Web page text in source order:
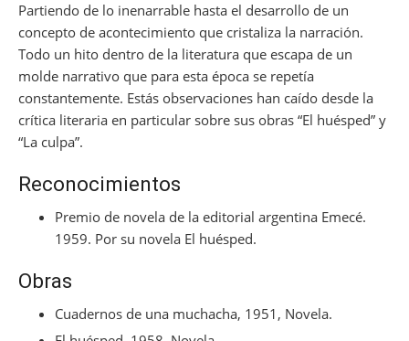
Partiendo de lo inenarrable hasta el desarrollo de un
concepto de acontecimiento que cristaliza la narración.
Todo un hito dentro de la literatura que escapa de un
molde narrativo que para esta época se repetía
constantemente. Estás observaciones han caído desde la
crítica literaria en particular sobre sus obras “El huésped” y
“La culpa”.
Reconocimientos
Premio de novela de la editorial argentina Emecé.
1959. Por su novela El huésped.
Obras
Cuadernos de una muchacha, 1951, Novela.